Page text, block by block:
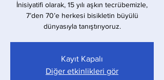
İnisiyatifi olarak, 15 yılı aşkın tecrübemizle,
7’den 70’e herkesi bisikletin büyülü
dünyasıyla tanıştırıyoruz.
Kayıt Kapalı
Diğer etkinlikleri gör